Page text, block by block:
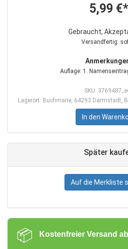
5,99 €*
Gebraucht,
Versandfertig:
Auflage: 1.
SKU:
Lagerort: Buchmarie, 64293 Darmstadt,
In den
Später
Auf die Merkliste
📦 Kostenfreier Versand